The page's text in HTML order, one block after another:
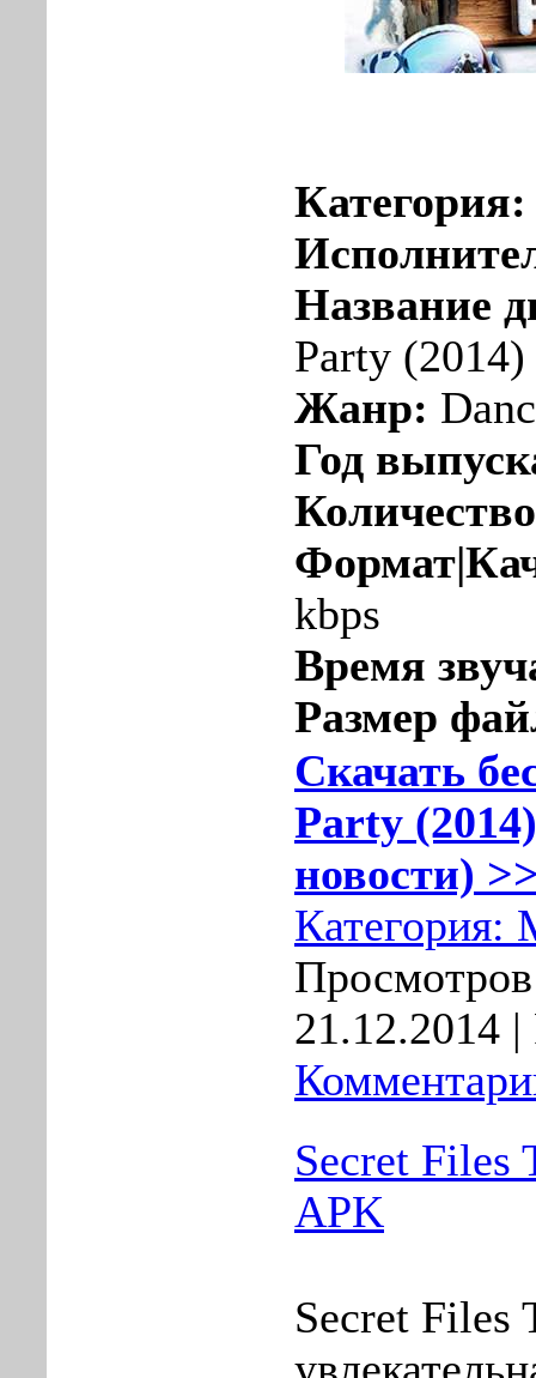
Название
Party (2014)
Жанр:
Год
kbps
Время
Размер
Скачать
Party
новости)
Категория:
21.12.2014 |
Secret Files
APK
Secret Files